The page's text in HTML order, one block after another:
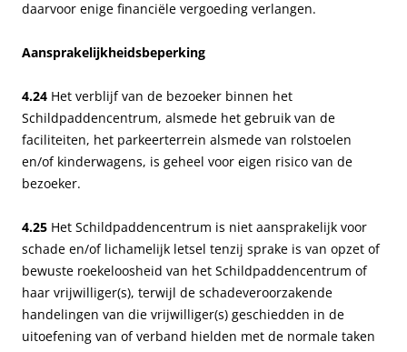
daarvoor enige financiële vergoeding verlangen.
Aansprakelijkheidsbeperking
4.24 Het verblijf van de bezoeker binnen het
Schildpaddencentrum, alsmede het gebruik van de
faciliteiten, het parkeerterrein alsmede van rolstoelen
en/of kinderwagens, is geheel voor eigen risico van de
bezoeker.
4.25 Het Schildpaddencentrum is niet aansprakelijk voor
schade en/of lichamelijk letsel tenzij sprake is van opzet of
bewuste roekeloosheid van het Schildpaddencentrum of
haar vrijwilliger(s), terwijl de schadeveroorzakende
handelingen van die vrijwilliger(s) geschiedden in de
uitoefening van of verband hielden met de normale taken